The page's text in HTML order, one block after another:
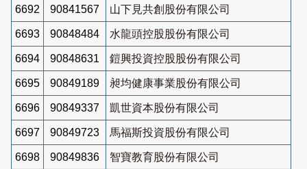
6692 90841567 山下見共創股份有限公司
6693 90848484 水龍頭控股股份有限公司
6694 90848631 鎧興投資控股股份有限公司
6695 90849189 昶均健康事業股份有限公司
6696 90849337 凱世資本股份有限公司
6697 90849723 馬福斯投資股份有限公司
6698 90849836 智寶教育股份有限公司